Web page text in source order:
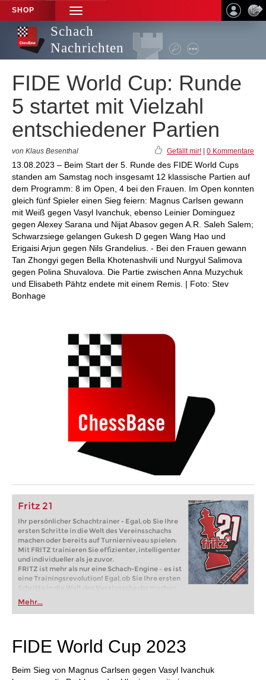
SHOP
TOGGLE
NAVIGATION
Schach
Nachrichten
FIDE World Cup: Runde
5 startet mit Vielzahl
entschiedener Partien
von Klaus Besenthal Gefällt mir! 0 Kommentare
13.08.2023 – Beim Start der 5. Runde des FIDE World Cups
standen am Samstag noch insgesamt 12 klassische Partien auf
dem Programm: 8 im Open, 4 bei den Frauen. Im Open konnten
gleich fünf Spieler einen Sieg feiern: Magnus Carlsen gewann
mit Weiß gegen Vasyl Ivanchuk, ebenso Leinier Dominguez
gegen Alexey Sarana und Nijat Abasov gegen A.R. Saleh Salem;
Schwarzsiege gelangen Gukesh D gegen Wang Hao und
Erigaisi Arjun gegen Nils Grandelius. - Bei den Frauen gewann
Tan Zhongyi gegen Bella Khotenashvili und Nurgyul Salimova
gegen Polina Shuvalova. Die Partie zwischen Anna Muzychuk
und Elisabeth Pähtz endete mit einem Remis. | Foto: Stev
Bonhage
Fritz 21
Ihr persönlicher Schachtrainer - Egal, ob Sie Ihre
ersten Schritte in die Welt des Vereinsschachs
machen oder bereits auf Turnierniveau spielen:
Mit FRITZ trainieren Sie effizienter, intelligenter
und individueller als je zuvor.
FRITZ ist mehr als nur eine Schach-Engine – es ist
eine Trainingsrevolution! Egal, ob Sie Ihre ersten
Schritte in die Welt des Vereinsschachs machen
oder bereits auf Turnierniveau spielen: Mit
FRITZ trainieren Sie effizienter, intelligenter und
individueller als je zuvor.
Mehr...
FIDE World Cup 2023
Beim Sieg von Magnus Carlsen gegen Vasyl Ivanchuk